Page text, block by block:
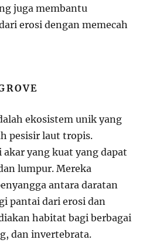
juga membantu
erosi dengan memecah
ekosistem unik yang
pesisir laut tropis.
yang kuat yang dapat
lumpur. Mereka
antara daratan
pantai dari erosi dan
habitat bagi berbagai
dan invertebrata.